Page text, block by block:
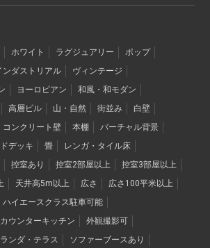
ホワイト ラグジュアリー
ポップ
ンダストリアル
ヴィンテージ
ヨーロピアン
和風・和モダン
高層ビル 山・自然 街並み
白壁
コンクリート壁 本棚
バーチャル背景
デッキ 畳
レンガ・タイル床
控室あり 控室2部屋以上
控室3部屋以上
天井高5m以上 広さ
広さ100平米以上
ハイエースクラス駐車可能
カウンターキッチン
外観撮影可
ンダ・テラス
ソファーブースあり